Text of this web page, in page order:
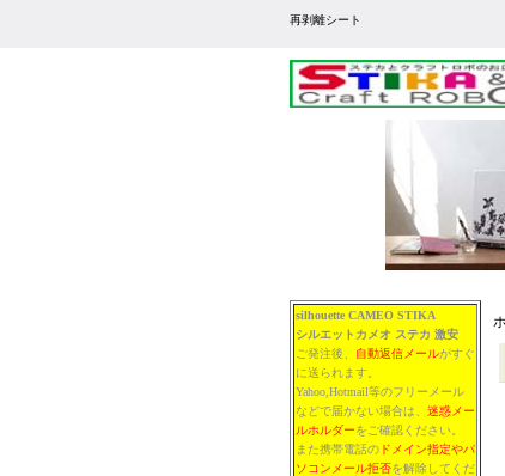
再剥離シート
silhouette CAMEO STIKA
シルエットカメオ ステカ 激安
ご発注後、 自動返信メールがすぐ
に送られます。
Yahoo,Hotmail等のフリーメール
などで届かない場合は、 迷惑メー
ルホルダーをご確認ください。
また携帯電話の ドメイン指定やパ
ソコンメール拒否を解除してくだ